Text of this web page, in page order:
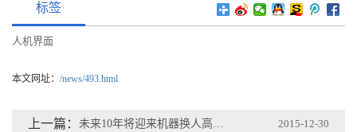
标签
人机界面
本文网址： /news/493.html
上一篇： 未来10年将迎来机器换人高峰期 2015-12-30